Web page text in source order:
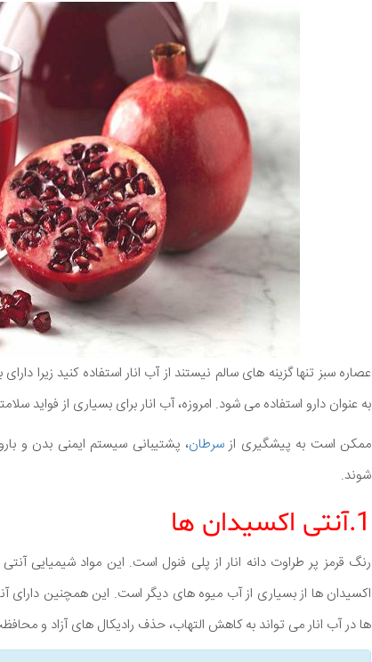
به عنوان دارو استفاده می شود. امروزه، آب انار برای بسیاری از فواید
ممکن است به پیشگیری ازسرطان، پشتیبانی سیستم ایمنی بدن و
شوند.
1.آنتی اکسیدان ها
رنگ قرمز پر طراوت دانه انار از پلی فنول است. این مواد شیمیایی
اکسیدان ها از بسیاری از آب میوه های دیگر است. این همچنین دارای
ها در آب انار می تواند به کاهش التهاب، حذف رادیکال های آزاد و